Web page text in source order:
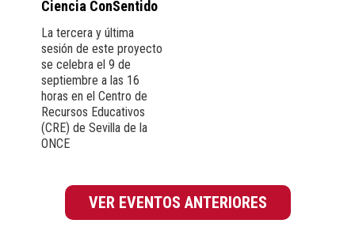
Ciencia ConSentido
La tercera y última
sesión de este proyecto
se celebra el 9 de
septiembre a las 16
horas en el Centro de
Recursos Educativos
(CRE) de Sevilla de la
ONCE
VER EVENTOS ANTERIORES